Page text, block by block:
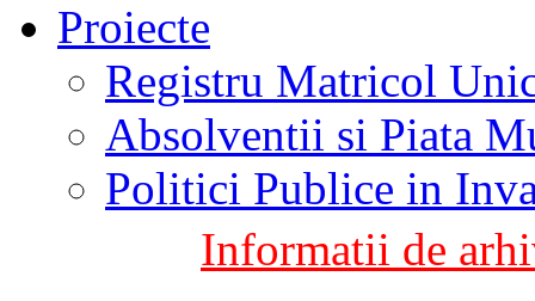
Proiecte
Registru Matricol
Absolventii si Piata
Politici Publice in
Informatii de